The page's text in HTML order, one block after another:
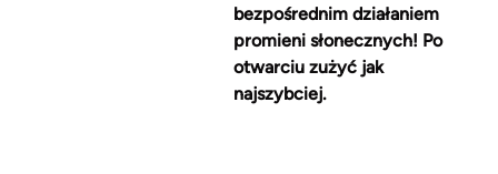
bezpośrednim działaniem
promieni słonecznych! Po
otwarciu zużyć jak
najszybciej.